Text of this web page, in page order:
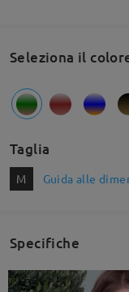
Seleziona il
Taglia
M Guida alle
Specifiche